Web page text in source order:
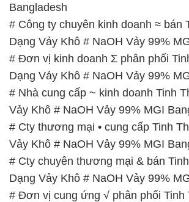
Bangladesh
# Công ty chuyên kinh doanh ≈ bán
Dạng Vảy Khô # NaOH Vảy 99%
# Đơn vị kinh doanh Σ phân phối
Dạng Vảy Khô # NaOH Vảy 99%
# Nhà cung cấp ~ kinh doanh Tinh
Vảy Khô # NaOH Vảy 99% MGI
# Cty thương mại • cung cấp Tinh
Vảy Khô # NaOH Vảy 99% MGI
# Cty chuyên thương mại & bán
Dạng Vảy Khô # NaOH Vảy 99%
# Đơn vị cung ứng √ phân phối Tinh